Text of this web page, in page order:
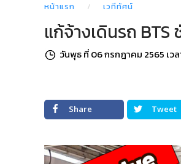
หน้าแรก เวทีทัศน์
แก้จ้างเดินรถ BTS
วันพุธ ที่ 06 กรกฎาคม 2565 เวล
Share Tweet